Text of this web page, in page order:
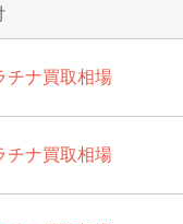
チナ買取相場
チナ買取相場